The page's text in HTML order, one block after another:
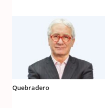
Quebradero